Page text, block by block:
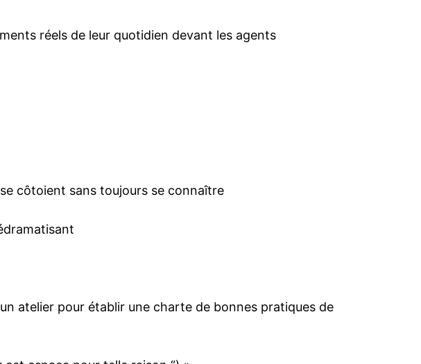
réels de leur quotidien devant les agents
côtoient sans toujours se connaître
atelier pour établir une charte de bonnes pratiques de